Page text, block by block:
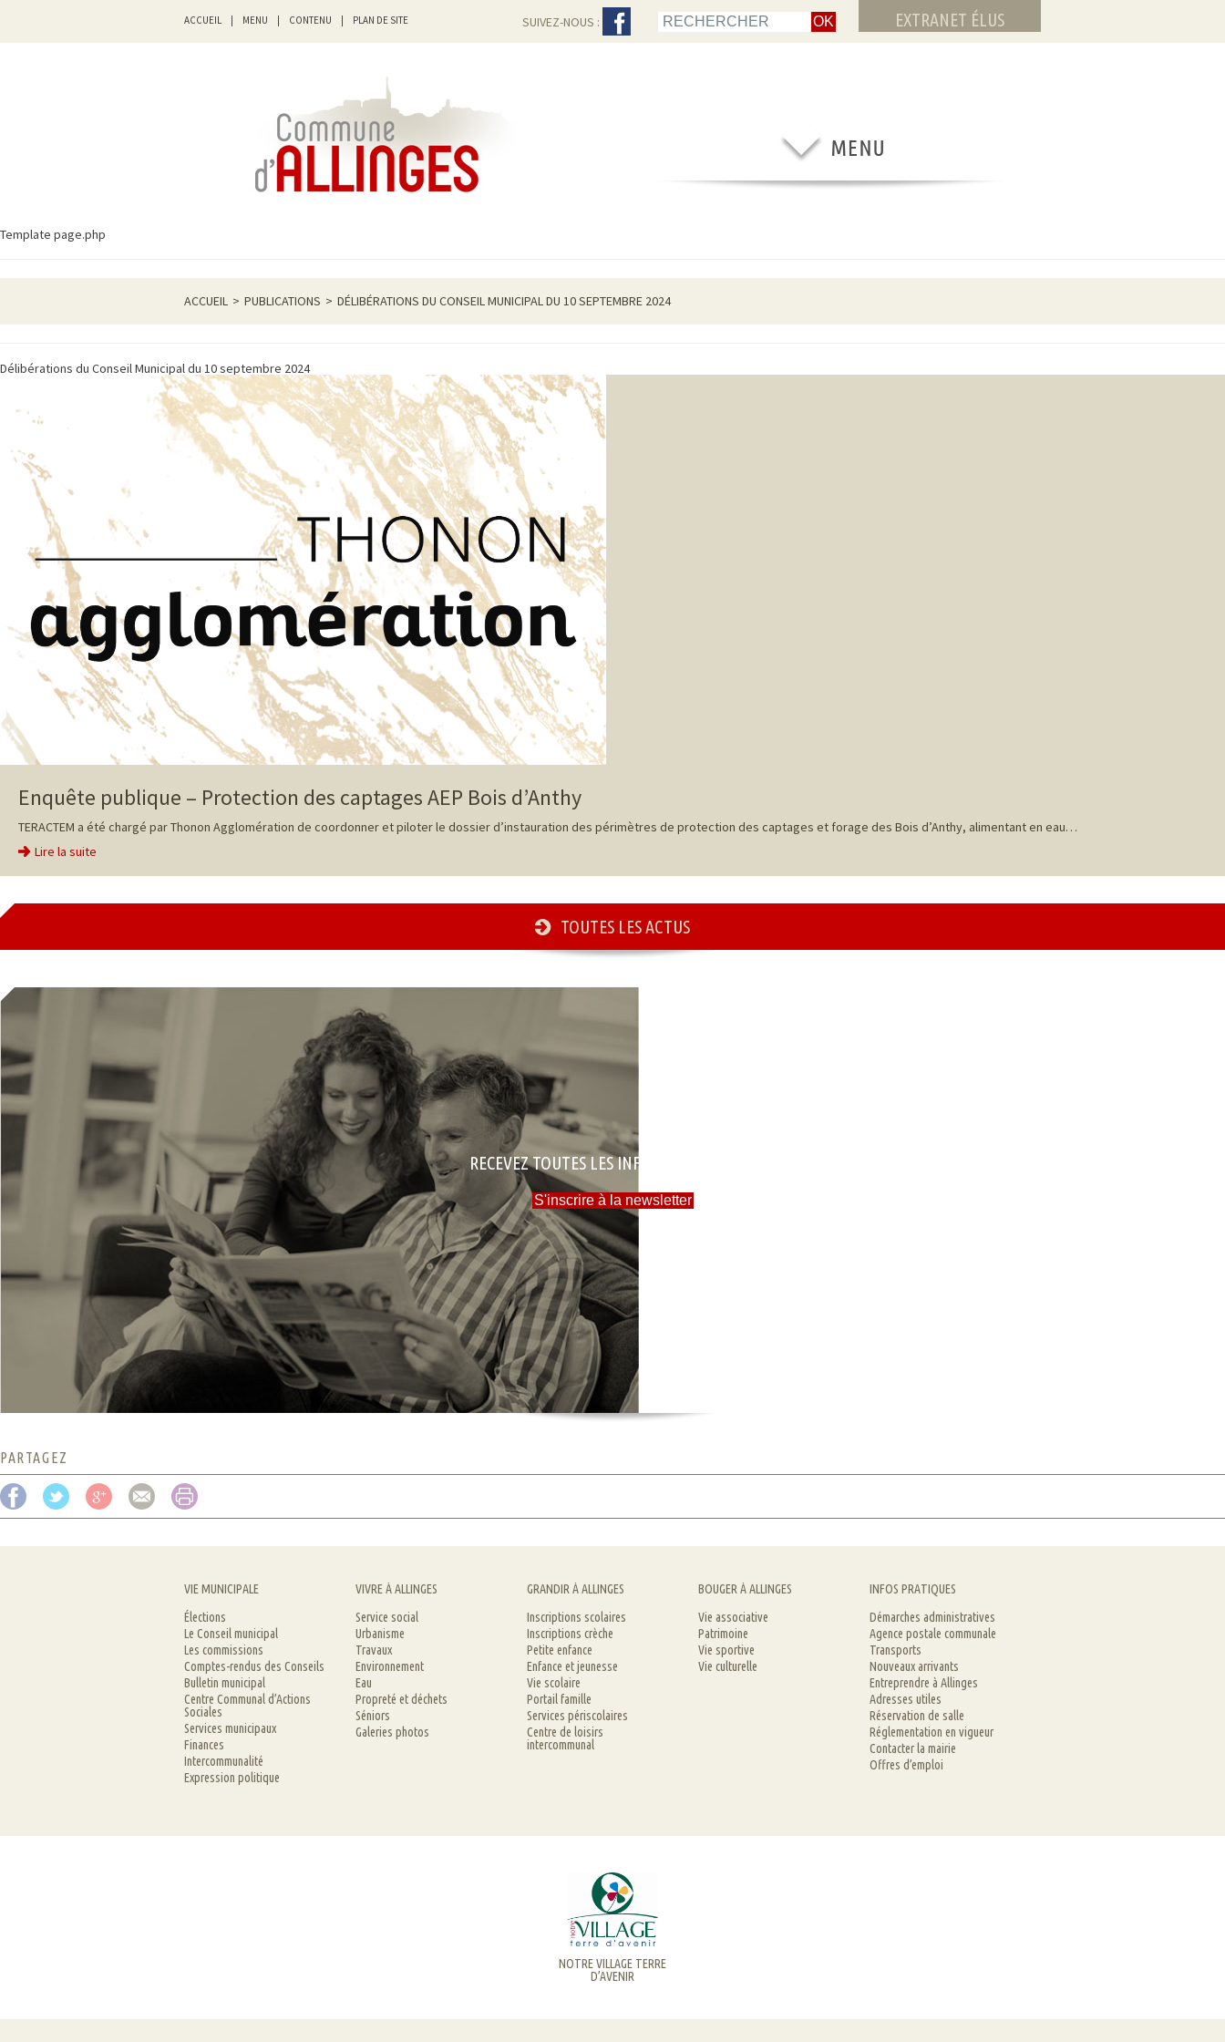
ACCUEIL MENU CONTENU PLAN DE SITE EXTRANET ÉLUS
SUIVEZ-NOUS :
Template page.php
ACCUEIL > PUBLICATIONS > DÉLIBÉRATIONS DU CONSEIL MUNICIPAL DU 10 SEPTEMBRE 2024
Délibérations du Conseil Municipal du 10 septembre 2024
Enquête publique – Protection des captages AEP Bois d’Anthy
TERACTEM a été chargé par Thonon Agglomération de coordonner et piloter le dossier d’instauration des périmètres de protection des captages et forage des Bois d’Anthy, alimentant en eau…
Lire la suite
TOUTES LES ACTUS
RECEVEZ TOUTES LES INFOS DE LA MAIRIE
S'inscrire à la newsletter
PARTAGEZ
VIE MUNICIPALE
Élections
Le Conseil municipal
Les commissions
Comptes-rendus des Conseils
Bulletin municipal
Centre Communal d’Actions
Sociales
Services municipaux
Finances
Intercommunalité
Expression politique
VIVRE À ALLINGES
Service social
Urbanisme
Travaux
Environnement
Eau
Propreté et déchets
Séniors
Galeries photos
GRANDIR À ALLINGES
Inscriptions scolaires
Inscriptions crèche
Petite enfance
Enfance et jeunesse
Vie scolaire
Portail famille
Services périscolaires
Centre de loisirs
intercommunal
BOUGER À ALLINGES
Vie associative
Patrimoine
Vie sportive
Vie culturelle
INFOS PRATIQUES
Démarches administratives
Agence postale communale
Transports
Nouveaux arrivants
Entreprendre à Allinges
Adresses utiles
Réservation de salle
Réglementation en vigueur
Contacter la mairie
Offres d’emploi
NOTRE VILLAGE TERRE
D’AVENIR